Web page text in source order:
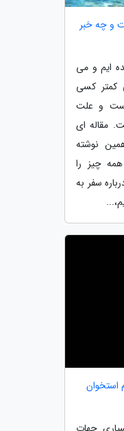
و چه خبر
ایم و می
کمتر کسی
و علت
مقاله ای
نوشته
چیز را
سفر به
استخوان